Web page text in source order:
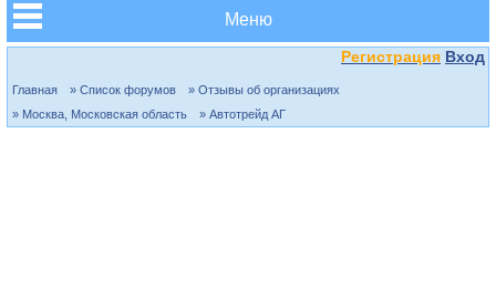
Меню
Регистрация Вход
Главная » Список форумов
» Отзывы об организациях
» Москва, Московская область
» Автотрейд АГ